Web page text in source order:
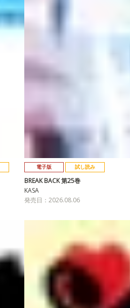
電子版 試し読み
BREAK BACK 第25巻
KASA
発売日：2026.08.06